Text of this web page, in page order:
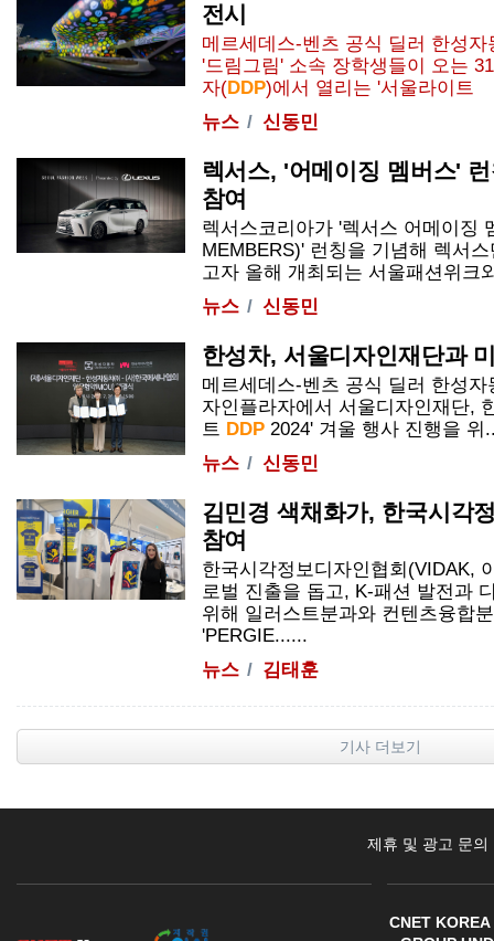
전시
메르세데스-벤츠 공식 딜러 한성
'드림그림' 소속 장학생들이 오는
자(DDP)에서 열리는 '서울라이트
뉴스
신동민
렉서스, '어메이징 멤버스'
참여
렉서스코리아가 '렉서스 어메이징
MEMBERS)' 런칭을 기념해 렉서
고자 올해 개최되는 서울패션위크
뉴스
신동민
한성차, 서울디자인재단과
메르세데스-벤츠 공식 딜러 한성
자인플라자에서 서울디자인재단,
트 DDP2024' 겨울 행사 진행을 위
뉴스
신동민
김민경 색채화가, 한국시각
참여
한국시각정보디자인협회(VIDAK,
로벌 진출을 돕고, K-패션 발전과
위해 일러스트분과와 컨텐츠융합
'PERGIE......
뉴스
김태훈
기사 더보기
제휴 및 광고 문의
CNET